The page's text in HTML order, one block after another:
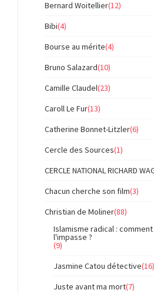
Bernard Woitellier(12)
Bibi(4)
Bourse au mérite(4)
Bruno Salazard(10)
Camille Claudel(23)
Caroll Le Fur(13)
Catherine Bonnet-Litzler(6)
Cercle des Sources(1)
CERCLE NATIONAL RICHARD
Chacun cherche son film(3)
Christian de Moliner(88)
Islamisme radical :
l'impasse ?
(9)
Jasmine Catou détective(16)
Juste avant ma mort(7)